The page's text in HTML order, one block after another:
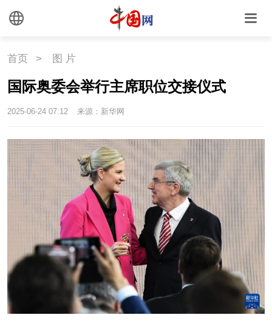
首页 > 图 片
国际奥委会举行主席职位交接仪式
2025-06-24 07:12 来源：新华网